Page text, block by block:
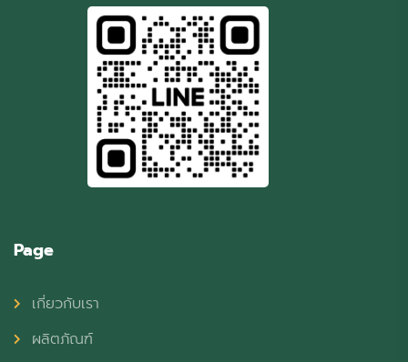
Page
เกี่ยวกับเรา
ผลิตภัณฑ์